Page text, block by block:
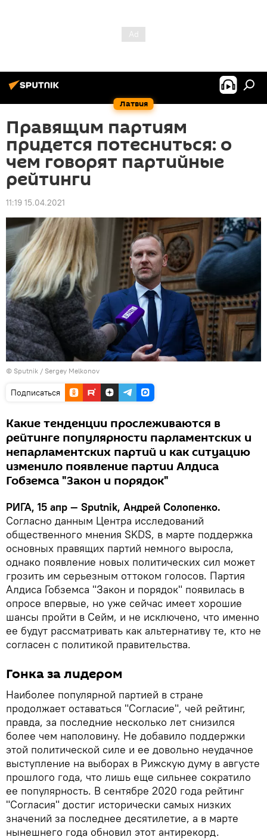
Латвия
Правящим партиям
придется потесниться: о
чем говорят партийные
рейтинги
11:19 15.04.2021
© Sputnik / Sergey Melkonov
Подписаться
Какие тенденции прослеживаются в
рейтинге популярности парламентских и
непарламентских партий и как ситуацию
изменило появление партии Алдиса
Гобземса "Закон и порядок"
РИГА, 15 апр — Sputnik, Андрей Солопенко.
Согласно данным Центра исследований
общественного мнения SKDS, в марте поддержка
основных правящих партий немного выросла,
однако появление новых политических сил может
грозить им серьезным оттоком голосов. Партия
Алдиса Гобземса "Закон и порядок" появилась в
опросе впервые, но уже сейчас имеет хорошие
шансы пройти в Сейм, и не исключено, что именно
ее будут рассматривать как альтернативу те, кто не
согласен с политикой правительства.
Гонка за лидером
Наиболее популярной партией в стране
продолжает оставаться "Согласие", чей рейтинг,
правда, за последние несколько лет снизился
более чем наполовину. Не добавило поддержки
этой политической силе и ее довольно неудачное
выступление на выборах в Рижскую думу в августе
прошлого года, что лишь еще сильнее сократило
ее популярность. В сентябре 2020 года рейтинг
"Согласия" достиг исторически самых низких
значений за последнее десятилетие, а в марте
нынешнего года обновил этот антирекорд.